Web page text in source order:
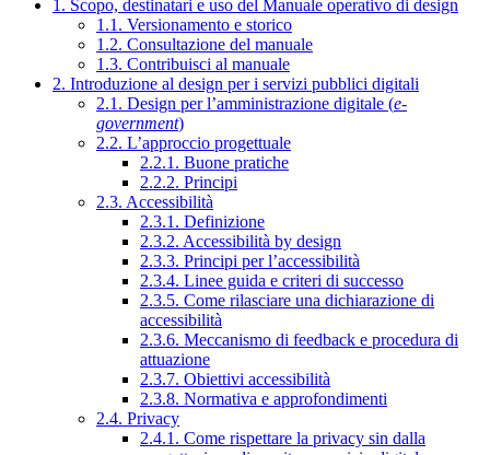
1. Scopo, destinatari e uso del Manuale operativo di design
1.1. Versionamento e storico
1.2. Consultazione del manuale
1.3. Contribuisci al manuale
2. Introduzione al design per i servizi pubblici digitali
2.1. Design per l’amministrazione digitale (e-
government)
2.2. L’approccio progettuale
2.2.1. Buone pratiche
2.2.2. Principi
2.3. Accessibilità
2.3.1. Definizione
2.3.2. Accessibilità by design
2.3.3. Principi per l’accessibilità
2.3.4. Linee guida e criteri di successo
2.3.5. Come rilasciare una dichiarazione di
accessibilità
2.3.6. Meccanismo di feedback e procedura di
attuazione
2.3.7. Obiettivi accessibilità
2.3.8. Normativa e approfondimenti
2.4. Privacy
2.4.1. Come rispettare la privacy sin dalla